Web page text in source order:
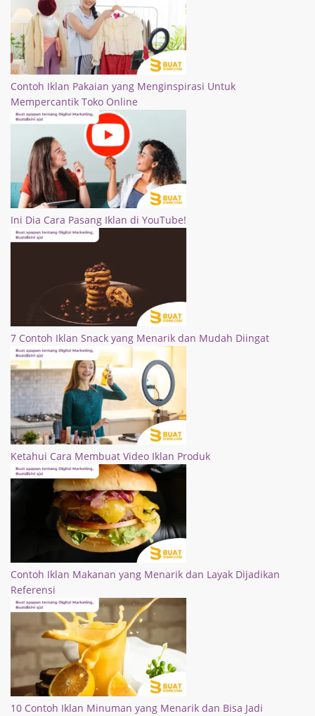
Contoh Iklan Pakaian yang Menginspirasi Untuk
Mempercantik Toko Online
Ini Dia Cara Pasang Iklan di YouTube!
7 Contoh Iklan Snack yang Menarik dan Mudah Diingat
Ketahui Cara Membuat Video Iklan Produk
Contoh Iklan Makanan yang Menarik dan Layak Dijadikan
Referensi
10 Contoh Iklan Minuman yang Menarik dan Bisa Jadi